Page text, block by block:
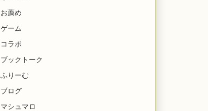
お薦め
ゲーム
コラボ
ブックトーク
ふりーむ
ブログ
マシュマロ